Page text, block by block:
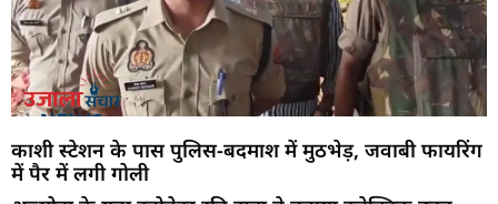
काशी स्टेशन के पास पुलिस-बदमाश में मुठभेड़, जवाबी फायरिंग
में पैर में लगी गोली